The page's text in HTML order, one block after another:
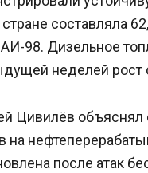
составляла
98. Дизельное
неделей рост
Цивилёв
на
после атак